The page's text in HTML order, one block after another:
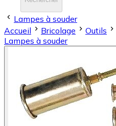
Lampes à souder
Accueil
Bricolage Outils
Lampes à souder